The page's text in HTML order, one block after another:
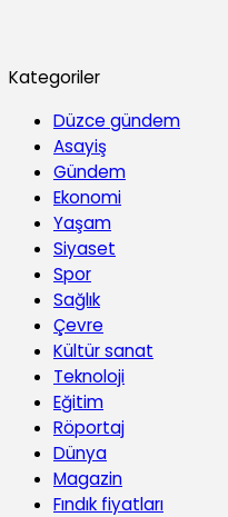
Kategoriler
Düzce gündem
Asayiş
Gündem
Ekonomi
Yaşam
Siyaset
Spor
Sağlık
Çevre
Kültür sanat
Teknoloji
Eğitim
Röportaj
Dünya
Magazin
Fındık fiyatları